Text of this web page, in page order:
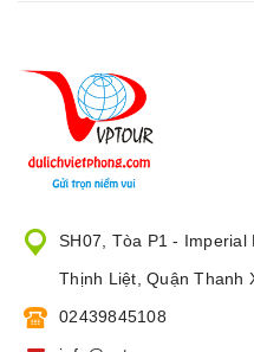
SH07, Tòa P1 -
Thịnh Liệt, Quận Thanh
02439845108